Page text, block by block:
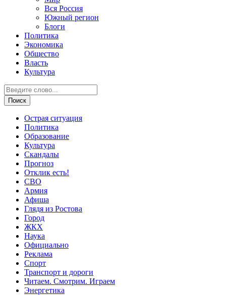
Вся Россия
Южный регион
Блоги
Политика
Экономика
Общество
Власть
Культура
Острая ситуация
Политика
Образование
Культура
Скандалы
Прогноз
Отклик есть!
СВО
Армия
Афиша
Глядя из Ростова
Город
ЖКХ
Наука
Официально
Реклама
Спорт
Транспорт и дороги
Читаем. Смотрим. Играем
Энергетика